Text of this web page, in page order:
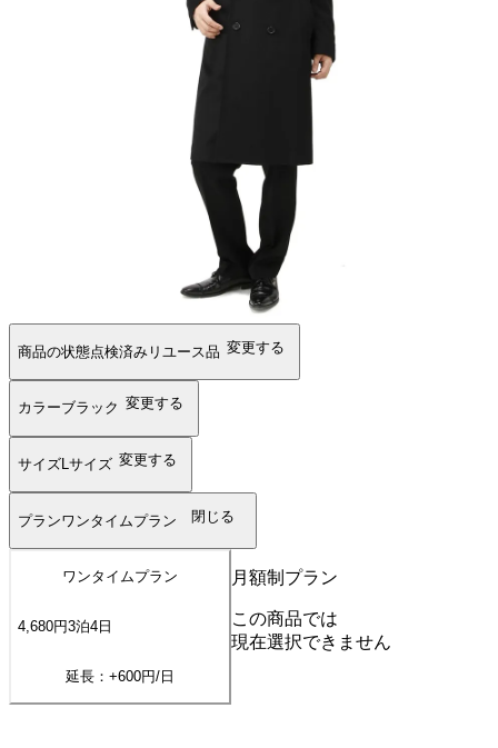
商品の状態点検済みリユース品 変更する
カラーブラック 変更する
サイズLサイズ 変更する
プランワンタイムプラン 閉じる
ワンタイムプラン
4,680円3泊4 日
延長：+600円/日
月額制プラン
この商品では
現在選択できません